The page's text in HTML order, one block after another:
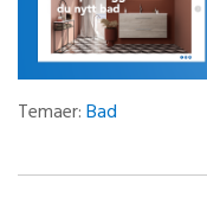
Temaer:Bad